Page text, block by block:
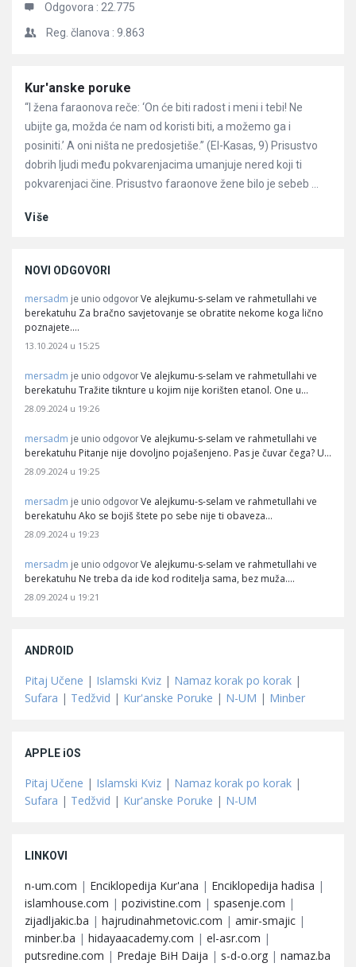
Odgovora : 22.775
Reg. članova : 9.863
Članci
Kur'anske poruke
“I žena faraonova reče: ‘On će biti radost i meni i tebi! Ne
ubijte ga, možda će nam od koristi biti, a možemo ga i
posiniti.’ A oni ništa ne predosjetiše.” (El-Kasas, 9) Prisustvo
dobrih ljudi među pokvarenjacima umanjuje nered koji ti
pokvarenjaci čine. Prisustvo faraonove žene bilo je sebeb ...
Više
NOVI ODGOVORI
mersadm je unio odgovor Ve alejkumu-s-selam ve rahmetullahi ve
berekatuhu Za bračno savjetovanje se obratite nekome koga lično
poznajete.…
13.10.2024 u 15:25
mersadm je unio odgovor Ve alejkumu-s-selam ve rahmetullahi ve
berekatuhu Tražite tiknture u kojim nije korišten etanol. One u…
28.09.2024 u 19:26
mersadm je unio odgovor Ve alejkumu-s-selam ve rahmetullahi ve
berekatuhu Pitanje nije dovoljno pojašenjeno. Pas je čuvar čega? U…
28.09.2024 u 19:25
mersadm je unio odgovor Ve alejkumu-s-selam ve rahmetullahi ve
berekatuhu Ako se bojiš štete po sebe nije ti obaveza…
28.09.2024 u 19:23
mersadm je unio odgovor Ve alejkumu-s-selam ve rahmetullahi ve
berekatuhu Ne treba da ide kod roditelja sama, bez muža.…
28.09.2024 u 19:21
ANDROID
Pitaj Učene | Islamski Kviz | Namaz korak po korak |
Sufara | Tedžvid | Kur'anske Poruke | N-UM | Minber
APPLE iOS
Pitaj Učene | Islamski Kviz | Namaz korak po korak |
Sufara | Tedžvid | Kur'anske Poruke | N-UM
LINKOVI
n-um.com | Enciklopedija Kur'ana | Enciklopedija hadisa |
islamhouse.com | pozivistine.com | spasenje.com |
zijadljakic.ba | hajrudinahmetovic.com | amir-smajic |
minber.ba | hidayaacademy.com | el-asr.com |
putsredine.com | Predaje BiH Daija | s-d-o.org | namaz.ba